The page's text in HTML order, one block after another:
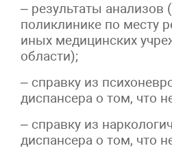
– результаты анализов
поликлинике по месту
иных медицинских
области);
– справку из
диспансера о том, что
– справку из
диспансера о том, что